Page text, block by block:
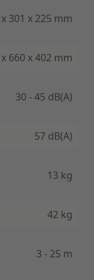
juhtida
301 х 225 mm
660 х 402 mm
30 - 45 dB(A)
57 dB(A)
13 kg
42 kg
3 - 25 m